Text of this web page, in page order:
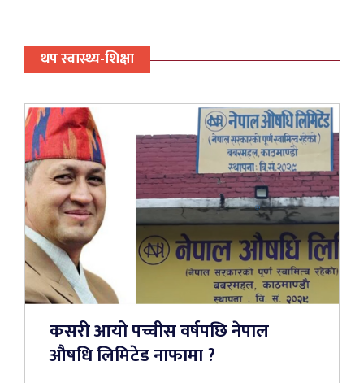
थप स्वास्थ्य-शिक्षा
कसरी आयो पच्चीस वर्षपछि नेपाल
औषधि लिमिटेड नाफामा ?